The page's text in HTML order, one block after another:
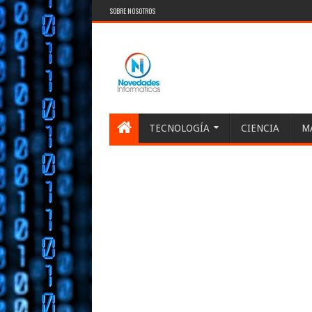
SOBRE NOSOTROS
TECNOLOGÍA CIENCIA